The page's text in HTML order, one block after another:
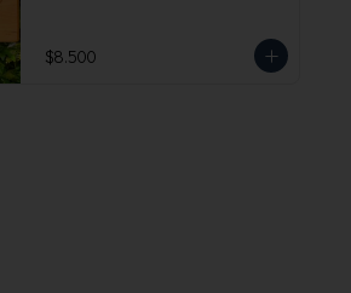
$8.500